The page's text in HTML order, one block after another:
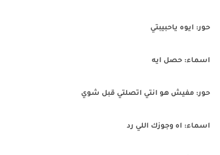
حور: ايوه ياحبيبتي
اسماء: حصل ايه
حور: مفيش هو انتي اتصلتي قبل شوي
اسماء: اه وجوزك اللي رد